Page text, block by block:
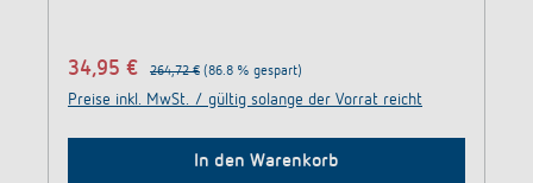
34,95 € 264,72 € (86.8 % gespart)
Preise inkl. MwSt. / gültig solange der Vorrat reicht
In den Warenkorb